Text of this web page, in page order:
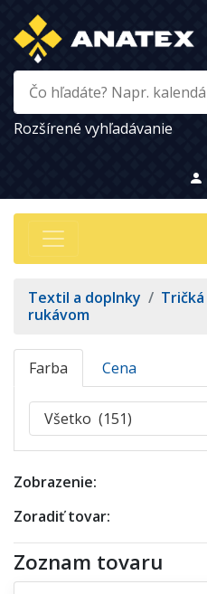
Rozšírené vyhľadávanie
Textil a doplnky / Tričká
rukávom
Farba Cena
Zobrazenie:
Zoradiť tovar:
Zoznam tovaru